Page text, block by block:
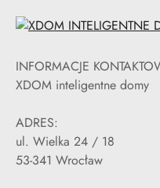
INFORMACJE
XDOM inteligentne domy
ADRES:
ul. Wielka 24 / 18
53-341 Wrocław